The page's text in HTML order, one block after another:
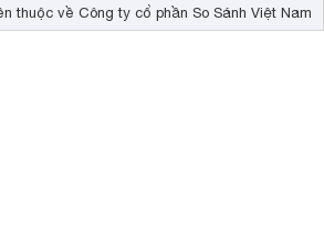
thuộc về Công ty cổ phần So Sánh Việt Nam